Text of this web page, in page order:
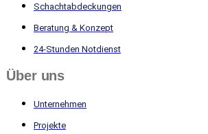
Schachtabdeckungen
Beratung & Konzept
24-Stunden Notdienst
Über uns
Unternehmen
Projekte